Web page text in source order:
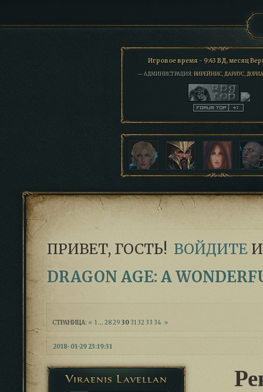
Игровое время - 9:43 ВД, месяц
— АДМИНИСТРАЦИЯ: ВИРЕЙНИС, ДАРИУС,
ПРИВЕТ, ГОСТЬ! ВОЙДИТЕ
DRAGON AGE: A
СТРАНИЦА: « 1 … 2829 30 31 32 33 34 »
2018-01-29 23:19:31
Viraenis Lavellan